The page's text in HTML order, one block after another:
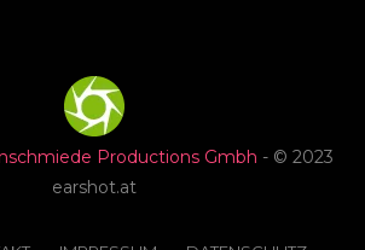
Productions Gmbh - © 2023
earshot.at